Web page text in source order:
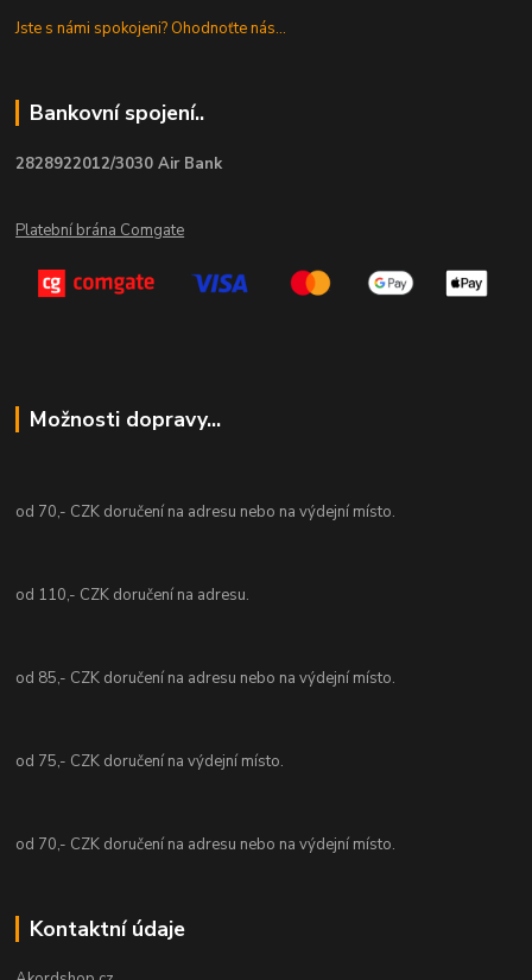
Jste s námi spokojeni? Ohodnoťte nás...
Bankovní spojení..
2828922012/3030 Air Bank
Platební brána Comgate
Možnosti dopravy...
od 70,- CZK doručení na adresu nebo na výdejní místo.
od 110,- CZK doručení na adresu.
od 85,- CZK doručení na adresu nebo na výdejní místo.
od 75,- CZK doručení na výdejní místo.
od 70,- CZK doručení na adresu nebo na výdejní místo.
Kontaktní údaje